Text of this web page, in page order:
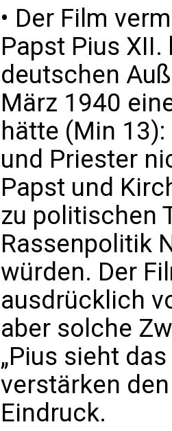
• Der Film
Papst Pius
deutschen
März 1940
hätte (Min
und Priester
Papst und
zu politischen
Rassenpolitik
würden. Der
ausdrücklich
aber solche
„Pius sieht
verstärken
Eindruck.